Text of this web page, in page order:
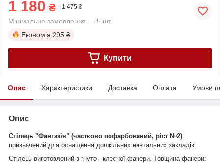
1 180 ₴ 1 475 ₴
Мінімальне замовлення — 5 шт.
Економія 295 ₴
Купити
Опис Характеристики Доставка Оплата Умови
Опис
Стілець "Фантазія" (частково пофарбований, ріст №2)
призначений для оснащення дошкільних навчальних закладів.
Стілець виготовлений з гнуто - клеєної фанери. Товщина фанери: